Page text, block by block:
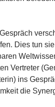
Dies tun
Vertreter
ins
die